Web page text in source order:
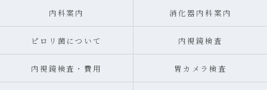
内科案内 消化器内科案内
ピロリ菌について 内視鏡検査
内視鏡検査・費用 胃カメラ検査